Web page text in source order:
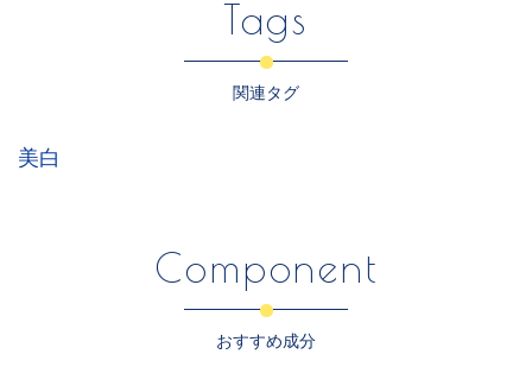
Tags
関連タグ
美白
Component
おすすめ成分